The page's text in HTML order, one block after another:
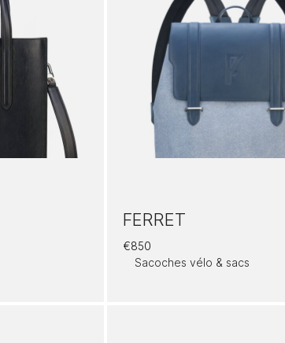
FERRET
€850
Sacoches vélo & sacs